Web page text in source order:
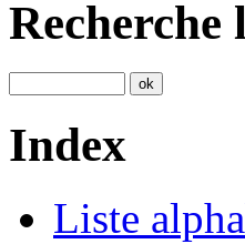
Recherche
Index
Liste